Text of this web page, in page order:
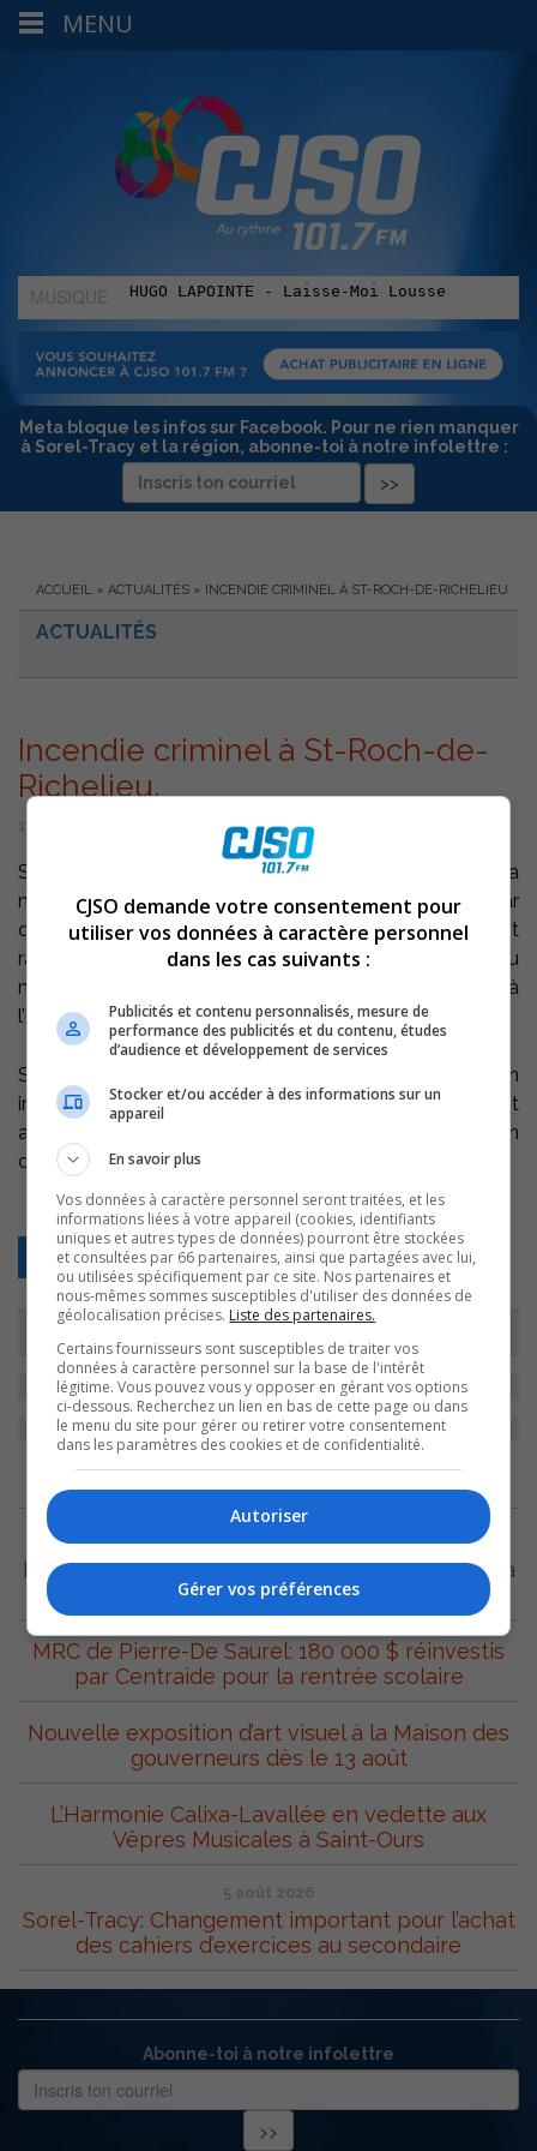
MUSIQUE
:
Meta bloque les infos sur Facebook. Pour ne rien manquer
à Sorel-Tracy et la région, abonne-toi à notre infolettre :
ACCUEIL » ACTUALITÉS » INCENDIE CRIMINEL À ST-ROCH-DE-RICHELIEU.
ACTUALITÉS
Incendie criminel à St-Roch-de-
Richelieu.
18 juin 2003 | Par Équipe CJSO
Sorel-Tracy – Scène policière, incendie majeur durant la
nuit de mardi à mercredi à St-Roch-de-Richelieu. Le Bar
de danseuses nues Le Calypso a été complètement
rasé par le feu, l’incendie s’est déclaré vers 02h00 du
matin, heureusement aucune personne se trouvait à
l’intérieur du Bar donc aucun blessé.
Selon la Sureté du Québec Bas-Richelieu, il s’agit d’un
incendie criminel et les policiers n’ont pour le moment
aucun suspect et l’enquête se poursuit sous la direction
de l’enquêteur André Duchesne.
Retour
ARCHIVES
6 août 2026
Le Festival Western de Saint-Robert prépare sa
27e édition avec un vent de jeunesse
MRC de Pierre-De Saurel: 180 000 $ réinvestis
par Centraide pour la rentrée scolaire
Nouvelle exposition d’art visuel à la Maison des
gouverneurs dès le 13 août
L’Harmonie Calixa-Lavallée en vedette aux
Vêpres Musicales à Saint-Ours
5 août 2026
Sorel-Tracy: Changement important pour l’achat
des cahiers d’exercices au secondaire
Abonne-toi à notre infolettre
MENU
CJSO demande votre consentement pour
utiliser vos données à caractère personnel
dans les cas suivants :
Publicités et contenu personnalisés, mesure de
performance des publicités et du contenu, études
d’audience et développement de services
Stocker et/ou accéder à des informations sur un
appareil
En savoir plus
Vos données à caractère personnel seront traitées, et les
informations liées à votre appareil (cookies, identifiants
uniques et autres types de données) pourront être stockées
et consultées par 66 partenaires, ainsi que partagées avec lui,
ou utilisées spécifiquement par ce site. Nos partenaires et
nous-mêmes sommes susceptibles d'utiliser des données de
géolocalisation précises. Liste des partenaires.
Certains fournisseurs sont susceptibles de traiter vos
données à caractère personnel sur la base de l'intérêt
légitime. Vous pouvez vous y opposer en gérant vos options
ci-dessous. Recherchez un lien en bas de cette page ou dans
le menu du site pour gérer ou retirer votre consentement
dans les paramètres des cookies et de confidentialité.
Autoriser
Gérer vos préférences